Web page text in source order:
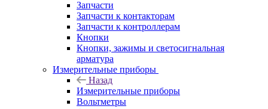
Запчасти
Запчасти к контакторам
Запчасти к контроллерам
Кнопки
Кнопки, зажимы и светосигнальная
арматура
Измерительные приборы
Назад
Измерительные приборы
Вольтметры